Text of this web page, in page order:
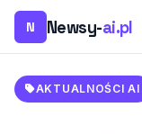
N Newsy-ai.pl
AKTUALNOŚCI AI